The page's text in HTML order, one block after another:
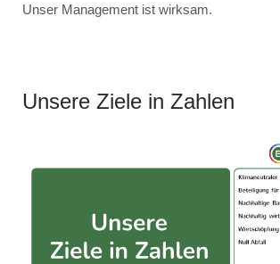
Unser Management ist wirksam.
Unsere Ziele in Zahlen